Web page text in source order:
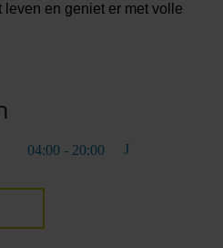
en geniet er met volle
04:00 - 20:00